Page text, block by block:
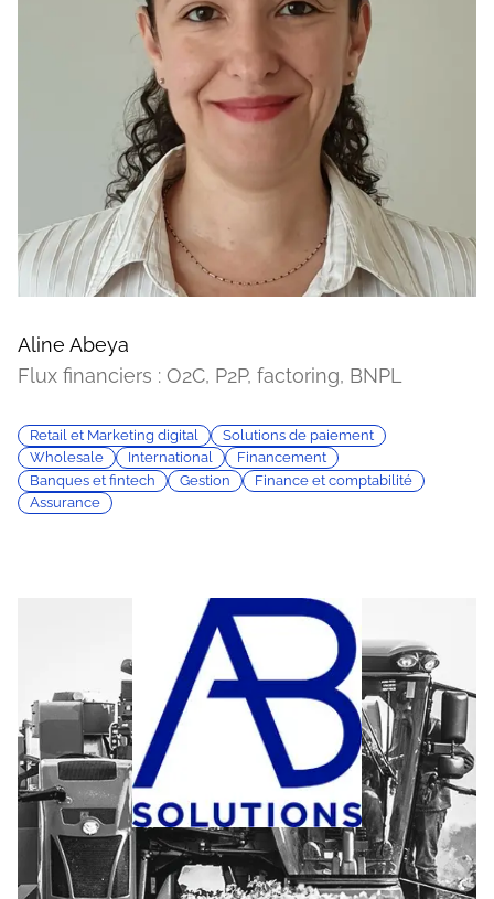
Aline Abeya
Flux financiers : O2C, P2P, factoring, BNPL
Retail et Marketing digital
Solutions de paiement
Wholesale
International
Financement
Banques et fintech
Gestion
Finance et comptabilité
Assurance